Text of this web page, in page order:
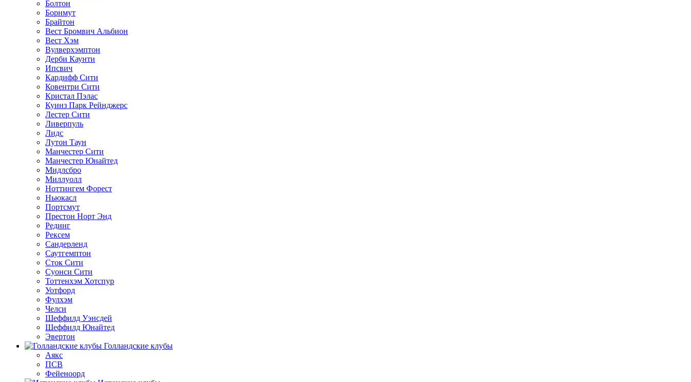
Болтон
Борнмут
Брайтон
Вест Бромвич Альбион
Вест Хэм
Вулверхэмптон
Дерби Каунти
Ипсвич
Кардифф Сити
Ковентри Сити
Кристал Пэлас
Куинз Парк Рейнджерс
Лестер Сити
Ливерпуль
Лидс
Лутон Таун
Манчестер Сити
Манчестер Юнайтед
Мидлсбро
Миллуолл
Ноттингем Форест
Ньюкасл
Портсмут
Престон Норт Энд
Рединг
Рексем
Сандерленд
Саутгемптон
Сток Сити
Суонси Сити
Тоттенхэм Хотспур
Уотфорд
Фулхэм
Челси
Шеффилд Уэнсдей
Шеффилд Юнайтед
Эвертон
Голландские клубы
Аякс
ПСВ
Фейеноорд